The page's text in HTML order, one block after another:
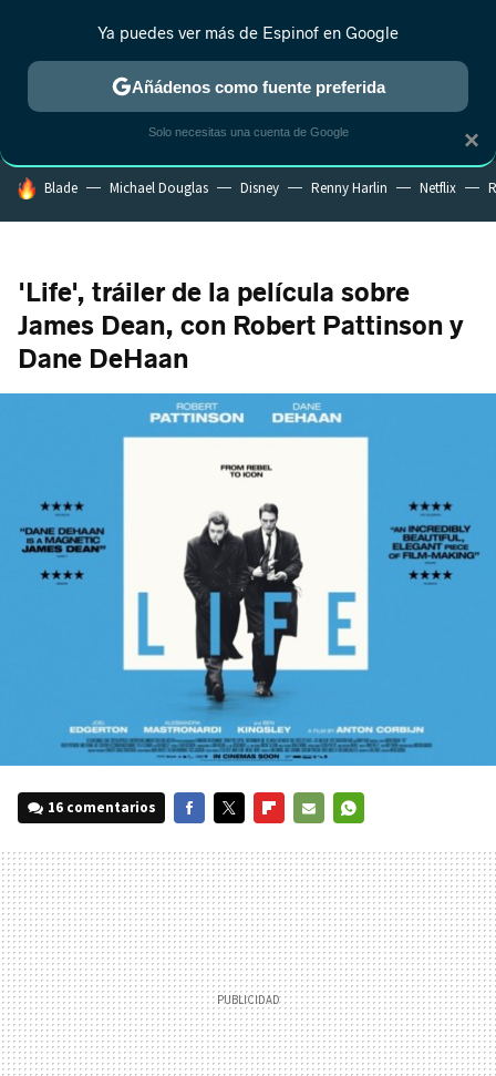
MENÚ NUEVO
ESTRENOS REALITY ANIME RANKINGS CINE
HOY SE HABLA DE
Blade Michael Douglas Disney Renny Harlin Netflix
'Life', tráiler de la película sobre
James Dean, con Robert Pattinson y
Dane DeHaan
16 comentarios
MAIL
×
Ya puedes ver más de Espinof en Google
Añádenos como fuente preferida
Solo necesitas una cuenta de Google